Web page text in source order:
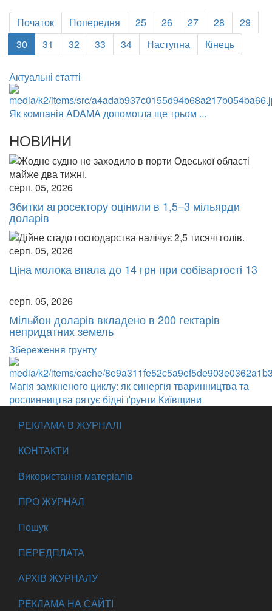
Початок Попередня 25 26 27 28
29
30
31 32 33 34 Наступна Кінець
Актуальні статті
Як компанія ADAMA допомогла ще трьом ...
НОВИНИ
серп. 05, 2026
Збитки агросектору оцінили в 1,5–3 мільярди
доларів
серп. 05, 2026
Ціна молока впала до 14 грн при собівартості 13
серп. 05, 2026
Мільйон доларів вкладено в 200 гектарів
непридатних земель
Збереження грунту
Магія замкненого циклу: як синергія тваринництва та
рослинництва рятує бідні ґрунти Київщини
РЕКЛАМА В ЖУРНАЛІ
КОНТАКТИ
Використання матеріалів
ПРО ЖУРНАЛ
Пошук
ПЕРЕДПЛАТА
АРХІВ ЖУРНАЛУ
РЕКЛАМА НА САЙТІ